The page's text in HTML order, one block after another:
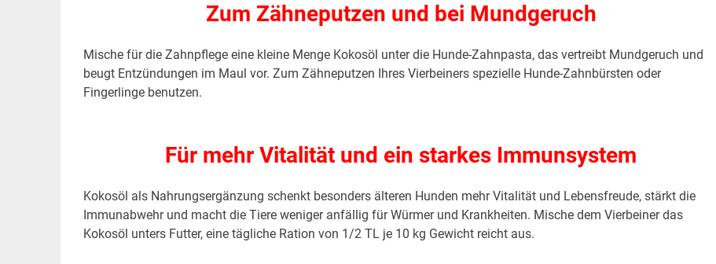
Zum Zähneputzen und bei Mundgeruch
Mische für die Zahnpflege eine kleine Menge Kokosöl unter die Hunde-Zahnpasta, das vertreibt Mundgeruch und
beugt Entzündungen im Maul vor. Zum Zähneputzen Ihres Vierbeiners spezielle Hunde-Zahnbürsten oder
Fingerlinge benutzen.
Für mehr Vitalität und ein starkes Immunsystem
Kokosöl als Nahrungsergänzung schenkt besonders älteren Hunden mehr Vitalität und Lebensfreude, stärkt die
Immunabwehr und macht die Tiere weniger anfällig für Würmer und Krankheiten. Mische dem Vierbeiner das
Kokosöl unters Futter, eine tägliche Ration von 1/2 TL je 10 kg Gewicht reicht aus.